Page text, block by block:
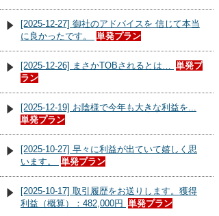
[2025-12-27] 御社のアドバイスを 信じて本当
に良かったです。
単発プラン
[2025-12-26] まさかTOBされるとは… 単発プ
ラン
[2025-12-19] お陰様で今年も大きな利益を...
単発プラン
[2025-10-27] 早々に利益が出ていて嬉しく思
います。
単発プラン
[2025-10-17] 取引履歴をお送りします。獲得
利益（概算）：482,000円 単発プラン